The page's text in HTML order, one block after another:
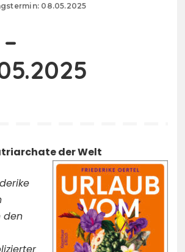
08.05.2025
der Welt
den